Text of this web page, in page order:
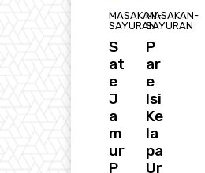
MASAKAN-
SAYURAN
S
at
e
J
a
m
ur
P
MASAKAN-
SAYURAN
P
ar
e
Isi
Ke
la
pa
Ur